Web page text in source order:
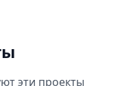
эти проекты